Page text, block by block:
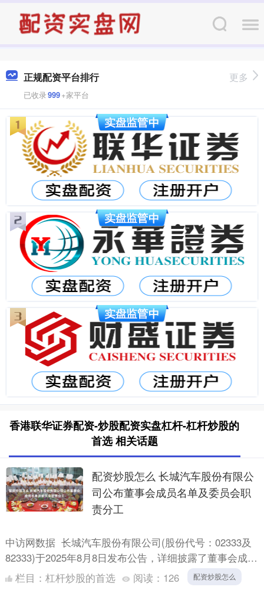
正规配资平台排行
已收录999+家平台
更多
香港联华证券配资-炒股配资实盘杠杆-杠杆炒股的
首选 相关话题
配资炒股怎么 长城汽车股份有限公
司公布董事会成员名单及委员会职
责分工
中访网数据 长城汽车股份有限公司(股份代号：02333及
82333)于2025年8月8日发布公告，详细披露了董事会成员
名单及其在董事会辖下各委员会的职责分工。....
栏目： 杠杆炒股的首选 阅读： 126 配资炒股怎么